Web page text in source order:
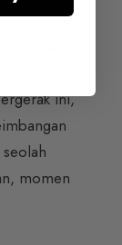
secara
ini,
momen